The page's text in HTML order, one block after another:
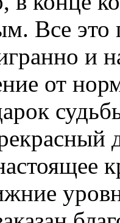
Все это
и
от